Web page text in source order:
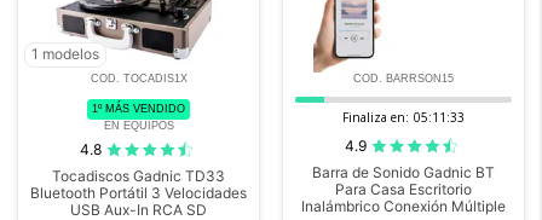
1 modelos
COD. TOCADIS1X
1º MÁS VENDIDO
EN EQUIPOS
4.8
Tocadiscos Gadnic TD33
Bluetooth Portátil 3 Velocidades
USB Aux-In RCA SD
COD. BARRSON15
Finaliza en: 05:11:32
4.9
Barra de Sonido Gadnic BT
Para Casa Escritorio
Inalámbrico Conexión Múltiple